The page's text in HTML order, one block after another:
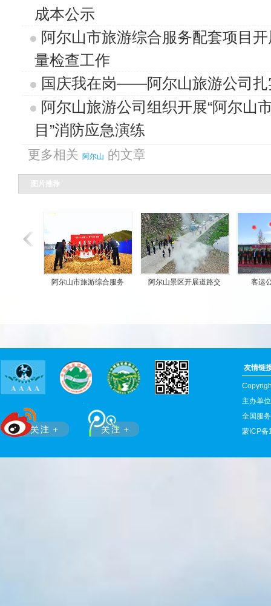
成本公示
阿尔山市旅游综合服务配套项目
量检查工作
国庆我在岗——阿尔山旅游公司扎
阿尔山旅游公司组织开展“阿尔山
目”消防应急演练
更多相关 阿尔山 的文章
图片推荐
阿尔山市旅游综合服务 阿尔山景区开展道路交 客运公司召开2018
友情链
主办单
全国服
蒙ICP